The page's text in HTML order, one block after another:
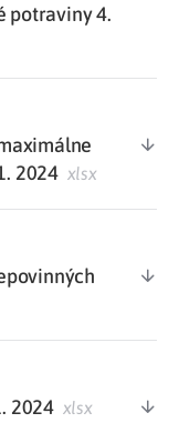
potraviny 4.
2024 xlsx
2024 xlsx